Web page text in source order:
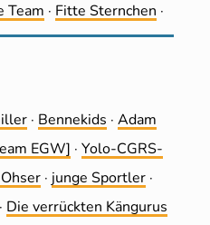
Team · Fitte Sternchen ·
· Bennekids · Adam
EGW] · Yolo-CGRS-
· junge Sportler ·
· Die ver­rückten Kängurus